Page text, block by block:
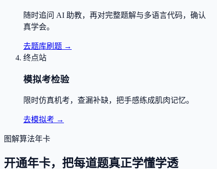
随时追问 AI 助教，再对完整题解与多语言代码，确认
真学会。
去题库刷题 →
终点站
模拟考检验
限时仿真机考，查漏补缺，把手感练成肌肉记忆。
去模拟考 →
图解算法年卡
开通年卡，把每道题真正学懂学透